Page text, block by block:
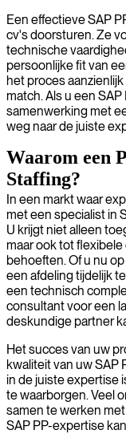
Een effectieve SAP
cv's doorsturen. Ze
technische
persoonlijke fit van
het proces
match. Als u een
samenwerking met
weg naar de juiste
Waarom een
Staffing?
In een markt waar
met een specialist in
U krijgt niet alleen
maar ook tot
behoeften. Of u nu
een afdeling tijdelijk
een technisch
consultant voor een
deskundige partner
Het succes van uw
kwaliteit van uw SAP
in de juiste expertise
te waarborgen. Veel
samen te werken
SAP PP-expertise